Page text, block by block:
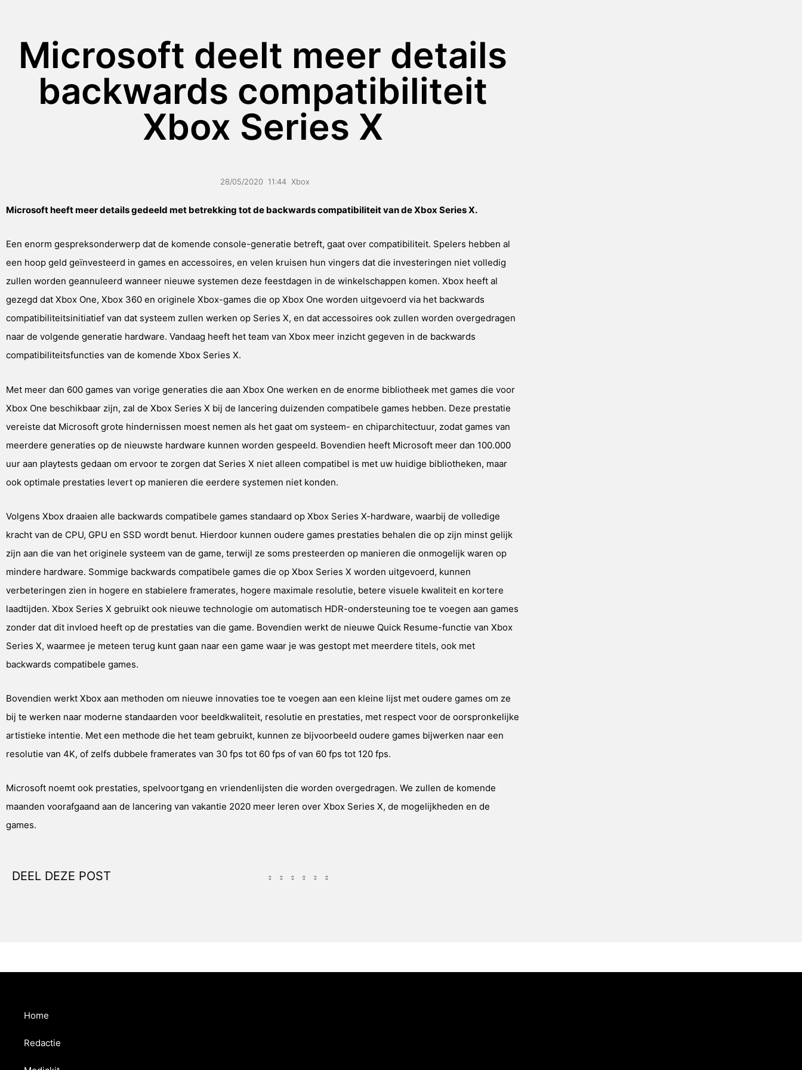
Microsoft deelt meer details
backwards compatibiliteit
Xbox Series X
28/05/2020 11:44 Xbox
Microsoft heeft meer details gedeeld met betrekking tot de backwards compatibiliteit van de Xbox Series X.
Een enorm gespreksonderwerp dat de komende console-generatie betreft, gaat over compatibiliteit. Spelers hebben al
een hoop geld geïnvesteerd in games en accessoires, en velen kruisen hun vingers dat die investeringen niet volledig
zullen worden geannuleerd wanneer nieuwe systemen deze feestdagen in de winkelschappen komen. Xbox heeft al
gezegd dat Xbox One, Xbox 360 en originele Xbox-games die op Xbox One worden uitgevoerd via het backwards
compatibiliteitsinitiatief van dat systeem zullen werken op Series X, en dat accessoires ook zullen worden overgedragen
naar de volgende generatie hardware. Vandaag heeft het team van Xbox meer inzicht gegeven in de backwards
compatibiliteitsfuncties van de komende Xbox Series X.
Met meer dan 600 games van vorige generaties die aan Xbox One werken en de enorme bibliotheek met games die voor
Xbox One beschikbaar zijn, zal de Xbox Series X bij de lancering duizenden compatibele games hebben. Deze prestatie
vereiste dat Microsoft grote hindernissen moest nemen als het gaat om systeem- en chiparchitectuur, zodat games van
meerdere generaties op de nieuwste hardware kunnen worden gespeeld. Bovendien heeft Microsoft meer dan 100.000
uur aan playtests gedaan om ervoor te zorgen dat Series X niet alleen compatibel is met uw huidige bibliotheken, maar
ook optimale prestaties levert op manieren die eerdere systemen niet konden.
Volgens Xbox draaien alle backwards compatibele games standaard op Xbox Series X-hardware, waarbij de volledige
kracht van de CPU, GPU en SSD wordt benut. Hierdoor kunnen oudere games prestaties behalen die op zijn minst gelijk
zijn aan die van het originele systeem van de game, terwijl ze soms presteerden op manieren die onmogelijk waren op
mindere hardware. Sommige backwards compatibele games die op Xbox Series X worden uitgevoerd, kunnen
verbeteringen zien in hogere en stabielere framerates, hogere maximale resolutie, betere visuele kwaliteit en kortere
laadtijden. Xbox Series X gebruikt ook nieuwe technologie om automatisch HDR-ondersteuning toe te voegen aan games
zonder dat dit invloed heeft op de prestaties van die game. Bovendien werkt de nieuwe Quick Resume-functie van Xbox
Series X, waarmee je meteen terug kunt gaan naar een game waar je was gestopt met meerdere titels, ook met
backwards compatibele games.
Bovendien werkt Xbox aan methoden om nieuwe innovaties toe te voegen aan een kleine lijst met oudere games om ze
bij te werken naar moderne standaarden voor beeldkwaliteit, resolutie en prestaties, met respect voor de oorspronkelijke
artistieke intentie. Met een methode die het team gebruikt, kunnen ze bijvoorbeeld oudere games bijwerken naar een
resolutie van 4K, of zelfs dubbele framerates van 30 fps tot 60 fps of van 60 fps tot 120 fps.
Microsoft noemt ook prestaties, spelvoortgang en vriendenlijsten die worden overgedragen. We zullen de komende
maanden voorafgaand aan de lancering van vakantie 2020 meer leren over Xbox Series X, de mogelijkheden en de
games.
DEEL DEZE POST
Home
Redactie